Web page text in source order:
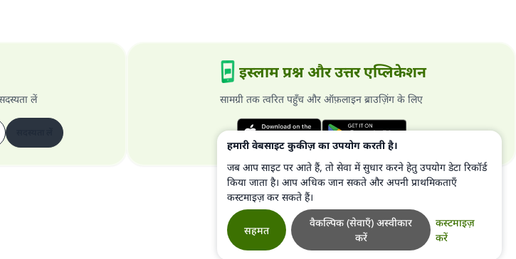
लें
इस्लाम प्रश्न और उत्तर एप्लिकेशन
सामग्री तक त्वरित पहुँच और ऑफ़लाइन ब्राउज़िंग के लिए
हमारी वेबसाइट कुकीज़ का उपयोग करती है।
जब आप साइट पर आते हैं, तो सेवा में सुधार करने हेतु उपयोग डेटा रिकॉर्ड
किया जाता है। आप अधिक जान सकते और अपनी प्राथमिकताएँ
कस्टमाइज़ कर सकते हैं।
कस्टमाइज़
करें
वैकल्पिक (सेवाएँ) अस्वीकार
करें
सहमत